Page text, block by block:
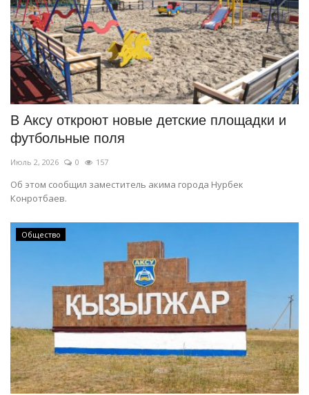
В Аксу откроют новые детские площадки и
футбольные поля
Июль 2, 2026 0 157
Об этом сообщил заместитель акима города Нурбек
Конротбаев.
Общество